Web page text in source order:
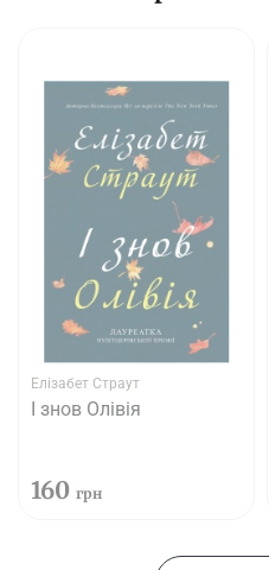
Елізабет Страут
І знов Олівія
160 грн